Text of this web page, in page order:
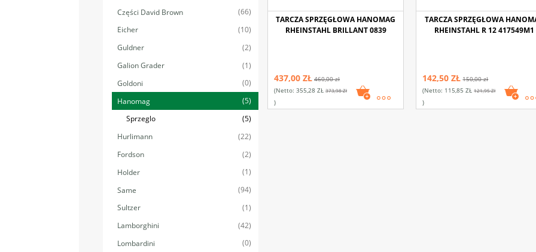
Części David Brown
(66)
Eicher
(10)
Guldner
(2)
Galion Grader
(1)
Goldoni
(0)
Hanomag
(5)
Sprzeglo
(5)
Hurlimann
(22)
Fordson
(2)
Holder
(1)
Same
(94)
Sultzer
(1)
Lamborghini
(42)
Lombardini
(0)
TARCZA SPRZĘGŁOWA HANOMAG
RHEINSTAHL BRILLANT 0839
437,00 ZŁ 460,00 zł
(netto: 355,28 ZŁ 373,98 Zł
)
TARCZA SPRZĘGŁOWA
RHEINSTAHL R 12 417549M1
142,50 ZŁ 150,00 zł
(netto: 115,85 ZŁ 121,95 Zł
)